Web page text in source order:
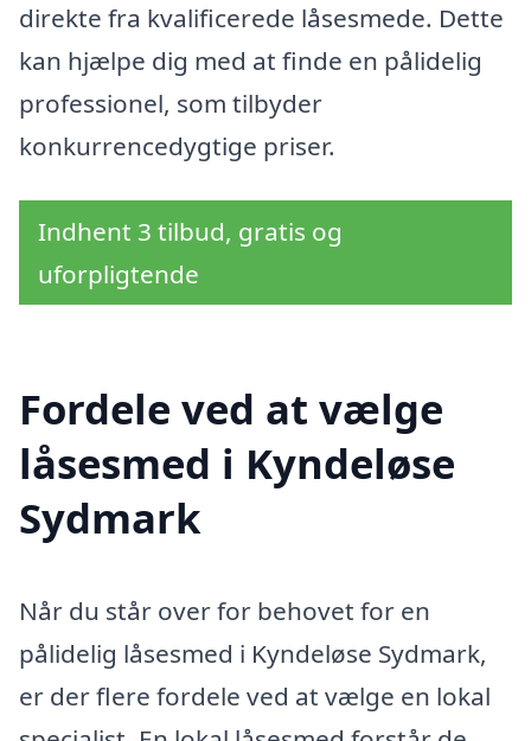
direkte fra kvalificerede låsesmede. Dette
kan hjælpe dig med at finde en pålidelig
professionel, som tilbyder
konkurrencedygtige priser.
Indhent 3 tilbud, gratis og
uforpligtende
Fordele ved at vælge
låsesmed i Kyndeløse
Sydmark
Når du står over for behovet for en
pålidelig låsesmed i Kyndeløse Sydmark,
er der flere fordele ved at vælge en lokal